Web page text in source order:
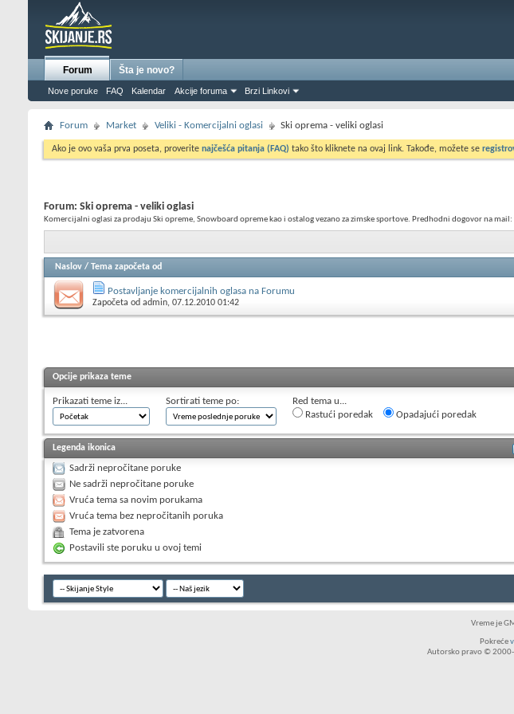
Forum
Nove poruke FAQ Kalendar Akcije foruma Brzi Linkovi
Šta je novo?
Forum Market Veliki - Komercijalni oglasi Ski oprema - veliki oglasi
Ako je ovo vaša prva poseta, proverite najčešća pitanja (FAQ) tako što kliknete na ovaj link. Takođe, možete se
Forum: Ski oprema - veliki oglasi
Komercijalni oglasi za prodaju Ski opreme, Snowboard opreme kao i ostalog vezano za zimske sportove. Predhodni dogovor na
Naslov / Tema započeta od
Postavljanje komercijalnih oglasa na Forumu
Započeta od admin, 07.12.2010 01:42
Opcije prikaza teme
Prikazati teme iz... Sortirati teme po:
Red tema u...
Rastući poredak
Opadajući poredak
Legenda ikonica
Sadrži nepročitane poruke
Ne sadrži nepročitane poruke
Vruća tema sa novim porukama
Vruća tema bez nepročitanih poruka
Tema je zatvorena
Postavili ste poruku u ovoj temi
Vreme je
Pokreće
Autorsko pravo © 2000-